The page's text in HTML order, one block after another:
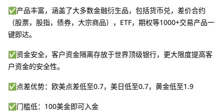
✅产品丰富，涵盖了大多数金融衍生品，包括货币兑，差价合约
（股票，股指，债券，大宗商品），ETF，期权等1000+交易产品一
键即达。
✅资金安全，客户资金隔离存放于世界顶级银行，更大限度提高客
户资金的安全性。
✅点差优势：欧美点差低至0.7，美日低至0.7，黄金低至1.9
✅门槛低：100美金即可入金